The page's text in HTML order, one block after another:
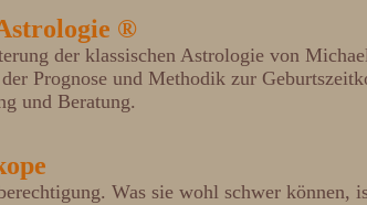
®
der klassischen Astrologie von
Prognose und Methodik zur
und Beratung.
Was sie wohl schwer